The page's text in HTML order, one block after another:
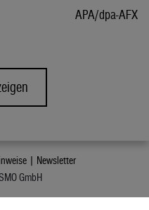
APA/dpa-AFX
| Newsletter
GmbH